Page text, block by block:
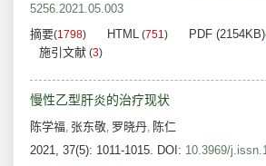
5256.2021.05.003
摘要(1798) HTML (751) PDF (2154KB)
施引文献 (3)
慢性乙型肝炎的治疗现状
陈学福, 张东敬, 罗晓丹, 陈仁
2021, 37(5): 1011-1015. DOI: 10.3969/